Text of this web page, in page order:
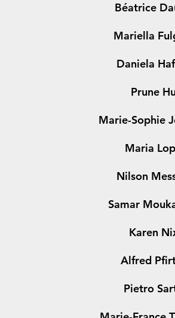
Béatrice
Mariella
Daniela
Prune
Marie-Sophie
Maria
Nilson
Samar
Karen
Alfred
Pietro